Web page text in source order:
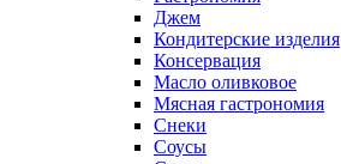
Джем
Кондитерские изделия
Консервация
Масло оливковое
Мясная гастрономия
Снеки
Соусы